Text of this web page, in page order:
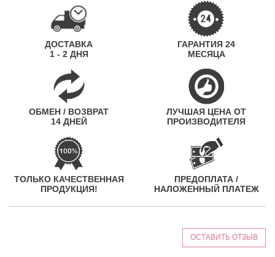
ДОСТАВКА
1 - 2 ДНЯ
ГАРАНТИЯ 24
МЕСЯЦА
ОБМЕН / ВОЗВРАТ
14 ДНЕЙ
ЛУЧШАЯ ЦЕНА ОТ
ПРОИЗВОДИТЕЛЯ
ТОЛЬКО КАЧЕСТВЕННАЯ
ПРОДУКЦИЯ!
ПРЕДОПЛАТА /
НАЛОЖЕННЫЙ ПЛАТЕЖ
ОСТАВИТЬ ОТЗЫВ